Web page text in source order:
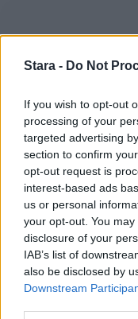
Stara - Do Not
If you wish to opt-out
processing of your
targeted advertising
section to confirm
opt-out request is
interest-based ads
us or personal
your opt-out. You
disclosure of your
IAB’s list of
also be disclosed by
Downstream